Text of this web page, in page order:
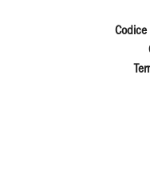
Codice